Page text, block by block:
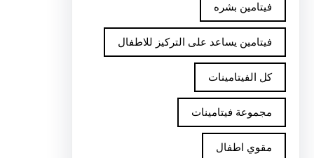
فيتامين بشره
فيتامين يساعد على التركيز للاطفال
كل الفيتامينات
مجموعة فيتامينات
مقوي اطفال